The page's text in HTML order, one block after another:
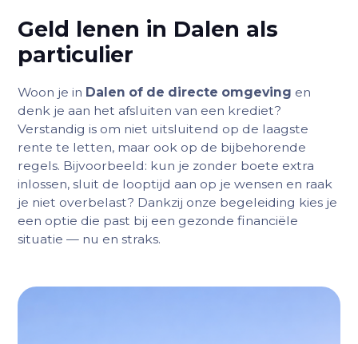
Geld lenen in Dalen als
particulier
Woon je in Dalen of de directe omgeving en
denk je aan het afsluiten van een krediet?
Verstandig is om niet uitsluitend op de laagste
rente te letten, maar ook op de bijbehorende
regels. Bijvoorbeeld: kun je zonder boete extra
inlossen, sluit de looptijd aan op je wensen en raak
je niet overbelast? Dankzij onze begeleiding kies je
een optie die past bij een gezonde financiële
situatie — nu en straks.